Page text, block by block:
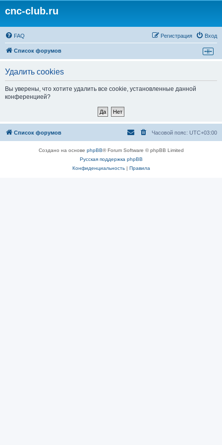
cnc-club.ru
FAQ Вход
Регистрация
Список форумов
Удалить cookies
Вы уверены, что хотите удалить все cookie, установленные данной
конференцией?
Список форумов Часовой пояс: UTC+03:00
Создано на основе phpBB® Forum Software © phpBB Limited
Русская поддержка phpBB
Конфиденциальность| Правила